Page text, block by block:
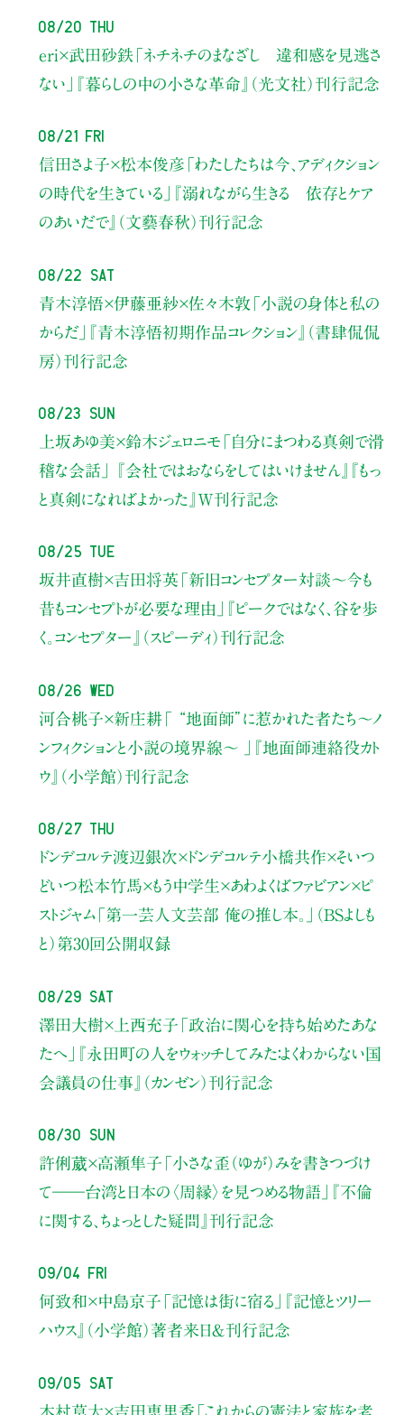
08/20 Thu
eri×武田砂鉄「ネチネチのまなざし 違和感を見逃さ
ない」
『暮らしの中の小さな革命』（光文社）刊行記念
08/21 Fri
信田さよ子×松本俊彦 「わたしたちは今、アディクション
の時代を生きている」
『溺れながら生きる 依存とケア
のあいだで』（文藝春秋）刊行記念
08/22 Sat
青木淳悟×伊藤亜紗×佐々木敦 「小説の身体と私の
からだ」
『青木淳悟初期作品コレクション』（書肆侃侃
房）刊行記念
08/23 Sun
上坂あゆ美×鈴木ジェロニモ 「自分にまつわる真剣で滑
稽な会話」
『会社ではおならをしてはいけません』『もっ
と真剣になればよかった』W刊行記念
08/25 Tue
坂井直樹×吉田将英「新旧コンセプター対談～今も
昔もコンセプトが必要な理由」
『ピークではなく、谷を歩
く。コンセプター』（スピーディ）刊行記念
08/26 Wed
河合桃子×新庄耕「 “地面師”に惹かれた者たち〜ノ
ンフィクションと小説の境界線〜 」
『地面師連絡役カト
ウ』（小学館）刊行記念
08/27 Thu
ドンデコルテ渡辺銀次×ドンデコルテ小橋共作×そいつ
どいつ松本竹馬×もう中学生×あわよくばファビアン×ピ
ストジャム「第一芸人文芸部 俺の推し本。」（BSよしも
と） 第30回公開収録
08/29 Sat
澤田大樹×上西充子 「政治に関心を持ち始めたあな
たへ」
『永田町の人をウォッチしてみた：よくわからない国
会議員の仕事』（カンゼン）刊行記念
08/30 Sun
許俐葳×高瀬隼子 「小さな歪（ゆが）みを書きつづけ
て――台湾と日本の〈周縁〉を見つめる物語」
『不倫
に関する、ちょっとした疑問』刊行記念
09/04 Fri
何致和×中島京子 「記憶は街に宿る」
『記憶とツリー
ハウス』（小学館）著者来日＆刊行記念
09/05 Sat
木村草太×吉田恵里香 「これからの憲法と家族を考